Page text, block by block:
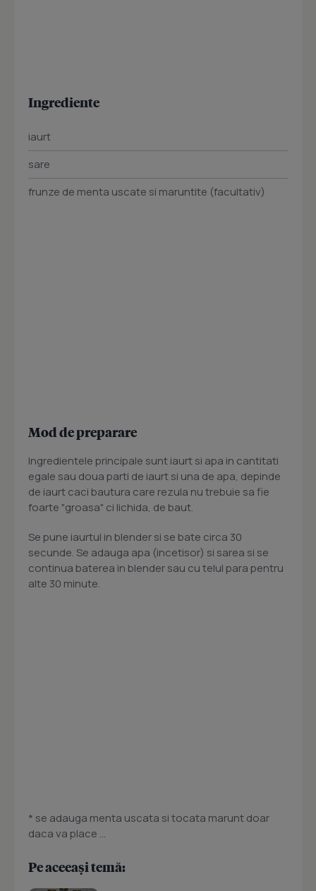
Ingrediente
iaurt
sare
frunze de menta uscate si maruntite (facultativ)
Mod de preparare
Ingredientele principale sunt iaurt si apa in cantitati
egale sau doua parti de iaurt si una de apa, depinde
de iaurt caci bautura care rezula nu trebuie sa fie
foarte "groasa" ci lichida, de baut.
Se pune iaurtul in blender si se bate circa 30
secunde. Se adauga apa (incetisor) si sarea si se
continua baterea in blender sau cu telul para pentru
alte 30 minute.
* se adauga menta uscata si tocata marunt doar
daca va place ...
Pe aceeași temă: